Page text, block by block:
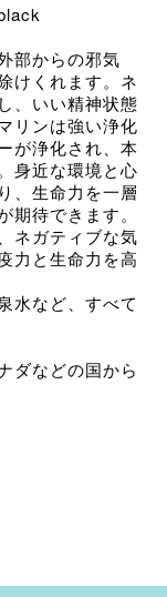
部からの邪気
けくれます。ネ
、いい精神状態
リンは強い浄化
が浄化され、本
身近な環境と心
、生命力を一層
待できます。
ネガティブな気
力と生命力を高
水など、すべて
ダなどの国から